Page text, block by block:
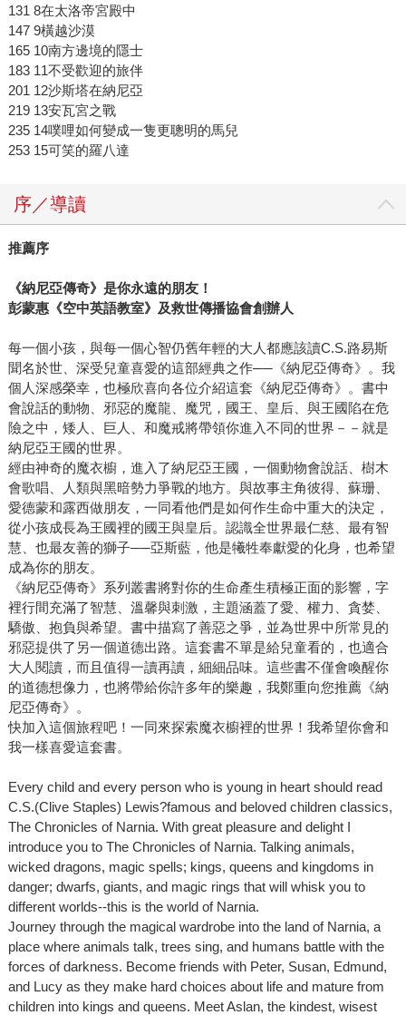
131 8在太洛帝宮殿中
147 9橫越沙漠
165 10南方邊境的隱士
183 11不受歡迎的旅伴
201 12沙斯塔在納尼亞
219 13安瓦宮之戰
235 14噗哩如何變成一隻更聰明的馬兒
253 15可笑的羅八達
序／導讀
推薦序
《納尼亞傳奇》是你永遠的朋友！
彭蒙惠《空中英語教室》及救世傳播協會創辦人
每一個小孩，與每一個心智仍舊年輕的大人都應該讀C.S.路易斯
聞名於世、深受兒童喜愛的這部經典之作──《納尼亞傳奇》。我
個人深感榮幸，也極欣喜向各位介紹這套《納尼亞傳奇》。書中
會說話的動物、邪惡的魔龍、魔咒，國王、皇后、與王國陷在危
險之中，矮人、巨人、和魔戒將帶領你進入不同的世界－－就是
納尼亞王國的世界。
經由神奇的魔衣櫥，進入了納尼亞王國，一個動物會說話、樹木
會歌唱、人類與黑暗勢力爭戰的地方。與故事主角彼得、蘇珊、
愛德蒙和露西做朋友，一同看他們是如何作生命中重大的決定，
從小孩成長為王國裡的國王與皇后。認識全世界最仁慈、最有智
慧、也最友善的獅子──亞斯藍，他是犧牲奉獻愛的化身，也希望
成為你的朋友。
《納尼亞傳奇》系列叢書將對你的生命產生積極正面的影響，字
裡行間充滿了智慧、溫馨與刺激，主題涵蓋了愛、權力、貪婪、
驕傲、抱負與希望。書中描寫了善惡之爭，並為世界中所常見的
邪惡提供了另一個道德出路。這套書不單是給兒童看的，也適合
大人閱讀，而且值得一讀再讀，細細品味。這些書不僅會喚醒你
的道德想像力，也將帶給你許多年的樂趣，我鄭重向您推薦《納
尼亞傳奇》。
快加入這個旅程吧！一同來探索魔衣櫥裡的世界！我希望你會和
我一樣喜愛這套書。
Every child and every person who is young in heart should read
C.S.(Clive Staples) Lewis?famous and beloved children classics,
The Chronicles of Narnia. With great pleasure and delight I
introduce you to The Chronicles of Narnia. Talking animals,
wicked dragons, magic spells; kings, queens and kingdoms in
danger; dwarfs, giants, and magic rings that will whisk you to
different worlds--this is the world of Narnia.
Journey through the magical wardrobe into the land of Narnia, a
place where animals talk, trees sing, and humans battle with the
forces of darkness. Become friends with Peter, Susan, Edmund,
and Lucy as they make hard choices about life and mature from
children into kings and queens. Meet Aslan, the kindest, wisest